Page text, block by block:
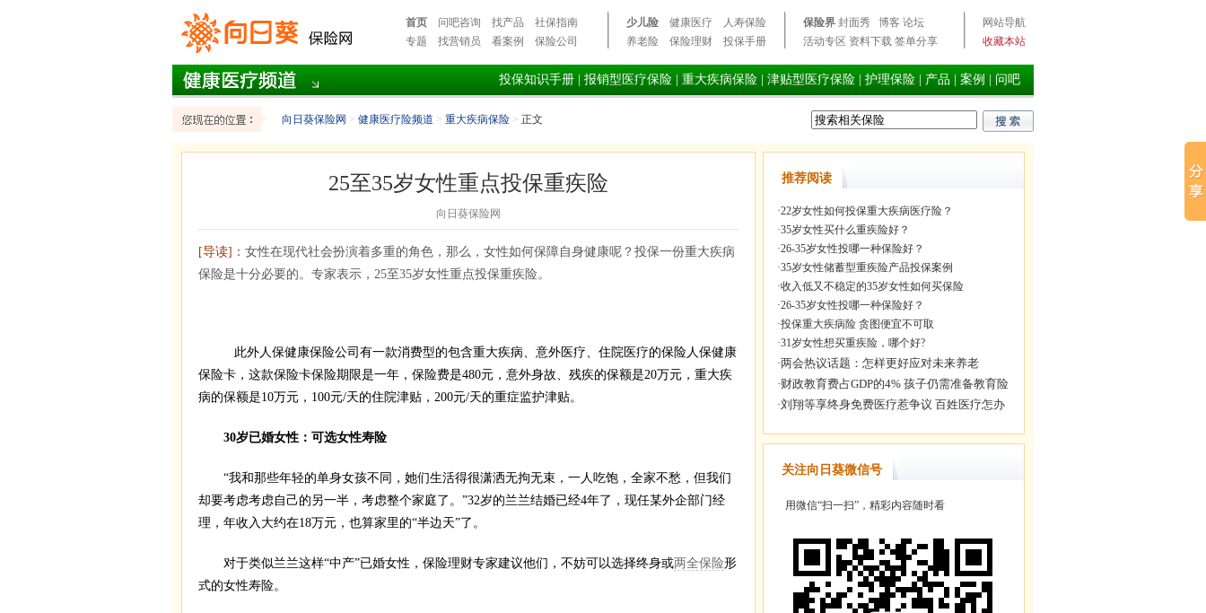
首页 问吧咨询 找产品
社保指南
专题
找营销员 看案例 保险公司
少儿险 健康医疗
人寿保险
养老险
保险理财 投保手册
保险界 封面秀 博客 论坛
活动专区 资料下载 签单分享
网站导航
收藏本站
投保知识手册 报销型医疗保险 重大疾病保险 津贴型医疗保险 护理保险 产品 案例 问吧
向日葵保险网 > 健康医疗险频道 > 重大疾病保险 > 正文
25至35岁女性重点投保重疾险
向日葵保险网
[导读] ：女性在现代社会扮演着多重的角色，那么，女性如何保障自身健康呢？投保一份重大疾病
保险是十分必要的。专家表示，25至35岁女性重点投保重疾险。
此外人保健康保险公司有一款消费型的包含重大疾病、意外医疗、住院医疗的保险人保健康
保险卡，这款保险卡保险期限是一年，保险费是480元，意外身故、残疾的保额是20万元，重大疾
病的保额是10万元，100元/天的住院津贴，200元/天的重症监护津贴。
30岁已婚女性：可选女性寿险
“我和那些年轻的单身女孩不同，她们生活得很潇洒无拘无束，一人吃饱，全家不愁，但我们
却要考虑考虑自己的另一半，考虑整个家庭了。”32岁的兰兰结婚已经4年了，现任某外企部门经
理，年收入大约在18万元，也算家里的“半边天”了。
对于类似兰兰这样“中产”已婚女性，保险理财专家建议他们，不妨可以选择终身或两全保险形
式的女性寿险。
推荐阅读
·22岁女性如何投保重大疾病医疗险？
·35岁女性买什么重疾险好？
·26-35岁女性投哪一种保险好？
·35岁女性储蓄型重疾险产品投保案例
·收入低又不稳定的35岁女性如何买保险
·26-35岁女性投哪一种保险好？
·投保重大疾病险 贪图便宜不可取
·31岁女性想买重疾险，哪个好?
关注向日葵微信号
用微信“扫一扫”，精彩内容随时看